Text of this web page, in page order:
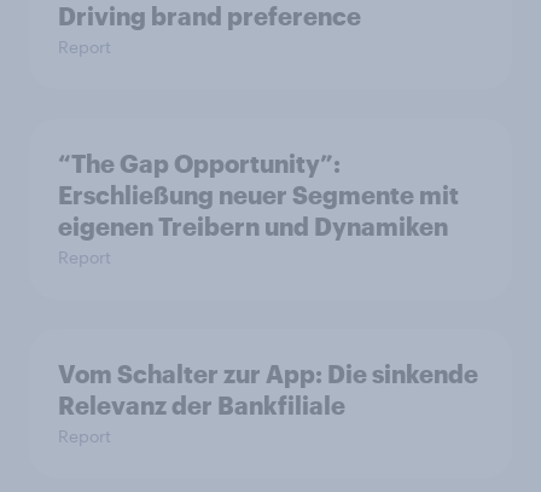
Driving brand preference
Report
“The Gap Opportunity”:
Erschließung neuer Segmente mit
eigenen Treibern und Dynamiken
Report
Vom Schalter zur App: Die sinkende
Relevanz der Bankfiliale
Report